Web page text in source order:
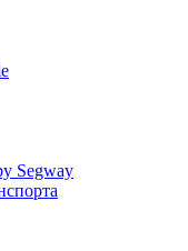
Segway